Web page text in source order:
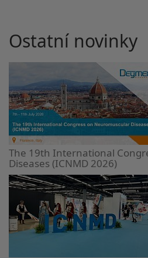
Ostatní novinky
The 19th International
Diseases (ICNMD 2026)